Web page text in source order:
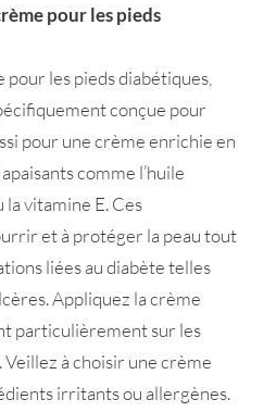
pour les pieds
pour les pieds diabétiques,
conçue pour
pour une crème enrichie en
comme l’huile
la vitamine E. Ces
et à protéger la peau tout
liées au diabète telles
Appliquez la crème
particulièrement sur les
Veillez à choisir une crème
irritants ou allergènes.